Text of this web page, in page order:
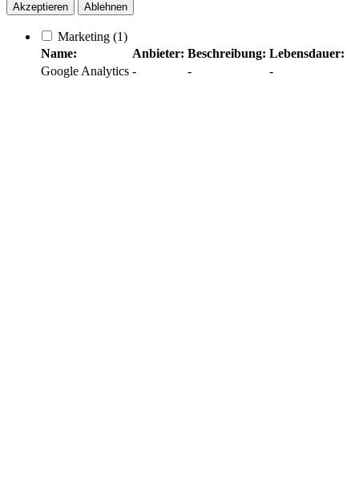
Akzeptieren Ablehnen
Marketing (1)
Name:
Anbieter: Beschreibung: Lebensdauer:
Google Analytics - - -